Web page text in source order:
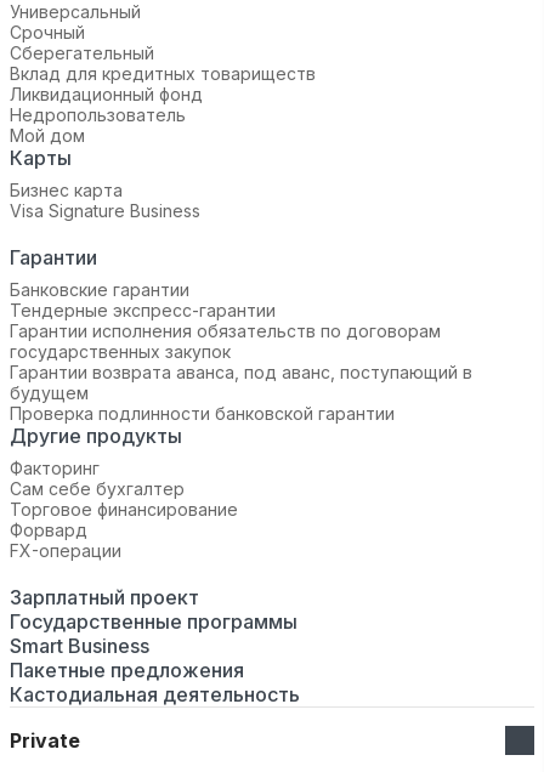
Универсальный
Срочный
Сберегательный
Вклад для кредитных товариществ
Ликвидационный фонд
Недропользователь
Мой дом
Карты
Бизнес карта
Visa Signature Business
Гарантии
Банковские гарантии
Тендерные экспресс-гарантии
Гарантии исполнения обязательств по договорам
государственных закупок
Гарантии возврата аванса, под аванс, поступающий в
будущем
Проверка подлинности банковской гарантии
Другие продукты
Факторинг
Сам себе бухгалтер
Торговое финансирование
Форвард
FX-операции
Зарплатный проект
Государственные программы
Smart Business
Пакетные предложения
Кастодиальная деятельность
Private